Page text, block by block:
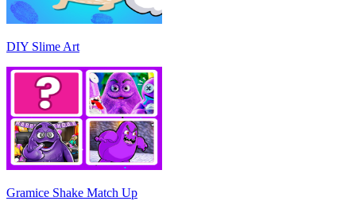
DIY Slime Art
Gramice Shake Match Up